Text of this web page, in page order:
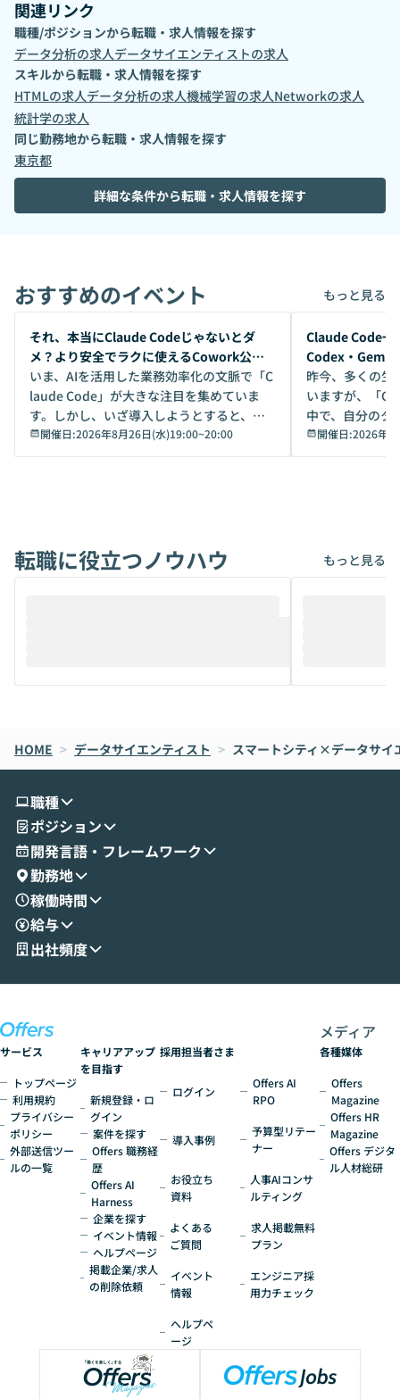
思考の企業経営が可能になる」世界の実現を目指していま
す。
関連リンク
職種/ポジションから転職・求人情報を探す
データ分析の求人データサイエンティストの求人
スキルから転職・求人情報を探す
HTMLの求人データ分析の求人機械学習の求人Networkの求人
統計学の求人
同じ勤務地から転職・求人情報を探す
東京都
詳細な条件から転職・求人情報を探す
おすすめのイベント もっと見る
開催前
それ、本当にClaude Codeじゃないとダ
メ？より安全でラクに使えるCowork公開
デモ
いま、AIを活用した業務効率化の文脈で「C
laude Code」が大きな注目を集めていま
す。しかし、いざ導入しようとすると、セ
キュリティ面の懸念や権限管理のハードル
から、気軽に使えないケースも多いのでは
けでなく、想像以上の範囲まで自動化でき
ることは、まだあまり知られていません。
メルカリでの判断基準をもとに「なぜClau
oworkの基本的な機能をご紹介いただきま
す。 続く公開デモでは、実際にCoworkを
せいただきます。数分でワークフローが完
成する手軽さや、Gmail等の外部サービス
とセキュアに連携できるポイントなど、実
演を通じて具体的なイメージをお届けしま
す。 後半のディスカッションでは、セキュ
リティの考え方や社内導入の進め方など、
現場目線でさらに深掘りしていきます。
「自分の業務をAIで自動化してみたいけ
いう方にこそ参加いただきたいイベントで
開催日:2026年8月26日(水)19:00~20:00
開催前
Claude Code一
Codex・
昨今、多くの生
いますが、「
中で、自分のタ
いいのか」を自
か？ 「なんとなく誰かが良いと言っていた
は、評判では
ているAIを選ぶこ
それぞれの本当
は、LLMのフル
ント構築の最前
開催日:2026年8
転職に役立つノウハウ もっと見る
HOME > データサイエンティスト > スマートシティ×データサイ
職種
ポジション
開発言語・フレームワーク
勤務地
稼働時間
給与
出社頻度
サービス
トップページ
利用規約
プライバシー
ポリシー
外部送信ツー
ルの一覧
キャリアアップ
を目指す
新規登録・ロ
グイン
案件を探す
Offers 職務経
歴
Offers AI
Harness
企業を探す
イベント情報
ヘルプページ
掲載企業/求人
の削除依頼
採用担当者さま
ログイン
導入事例
お役立ち
資料
よくある
ご質問
イベント
情報
ヘルプペ
ージ
Offers AI
RPO
予算型リテー
ナー
人事AIコンサ
ルティング
求人掲載無料
プラン
エンジニア採
用力チェック
メディア
各種媒体
Offers
Magazine
Offers HR
Magazine
Offers デジタ
ル人材総研